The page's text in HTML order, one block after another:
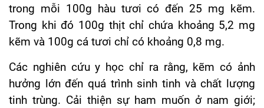
trong mỗi 100g hàu tươi có đến 25 mg kẽm.
Trong khi đó 100g thịt chỉ chứa khoảng 5,2 mg
kẽm và 100g cá tươi chỉ có khoảng 0,8 mg.
Các nghiên cứu y học chỉ ra rằng, kẽm có ảnh
hưởng lớn đến quá trình sinh tinh và chất lượng
tinh trùng. Cải thiện sự ham muốn ở nam giới;